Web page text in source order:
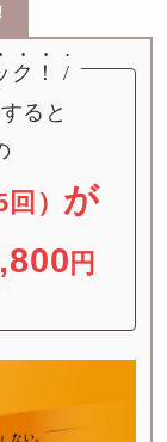
ク！
/
ると
回） が
円